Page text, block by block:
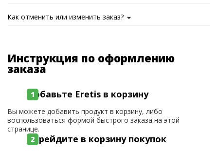
Как отменить или изменить заказ?
Инструкция по оформлению
заказа
Добавьте Eretis в корзину
Вы можете добавить продукт в корзину, либо
воспользоваться формой быстрого заказа на этой
странице.
Перейдите в корзину покупок